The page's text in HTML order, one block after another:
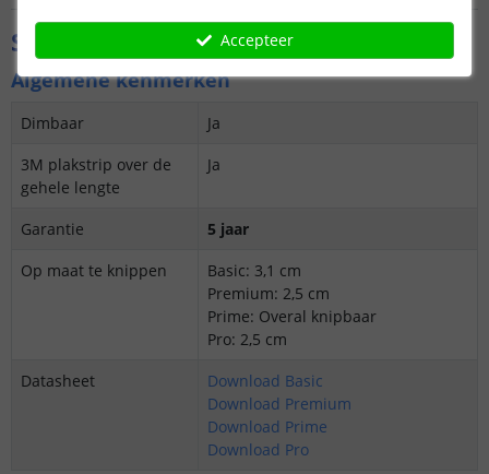
Specificaties
Algemene kenmerken
Dimbaar
Ja
3M plakstrip over de
gehele lengte
Ja
Garantie
5 jaar
Op maat te knippen
Basic: 3,1 cm
Premium: 2,5 cm
Prime: Overal knipbaar
Pro: 2,5 cm
Datasheet
Download Basic
Download Premium
Download Prime
Download Pro
Accepteer